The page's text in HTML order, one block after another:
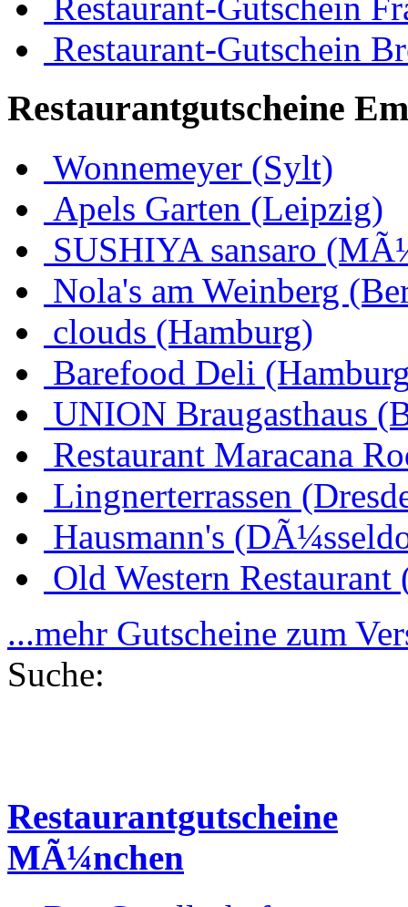
Restaurant-Gutschein
Restaurant-Gutschein
Restaurantgutscheine
Wonnemeyer (Sylt)
Apels Garten (Leipzig)
SUSHIYA sansaro
Nola's am Weinberg
clouds (Hamburg)
Barefood Deli
UNION Braugasthaus
Restaurant Maracana
Lingnerterrassen
Hausmann's
Old Western Restaurant
...mehr Gutscheine zum
Suche:
Restaurantgutscheine
MÃ¼nchen